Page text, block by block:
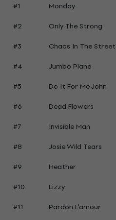
#1
Monday
#2
Only The Strong
#3
Chaos In The Street
#4
Jumbo Plane
#5
Do It For Me John
#6
Dead Flowers
#7
Invisible Man
#8
Josie Wild Tears
#9
Heather
#10
Lizzy
#11
Pardon L'amour